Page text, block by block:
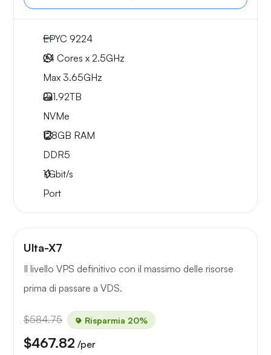
EPYC 9224
24 Cores x 2.5GHz
Max 3.65GHz
2x1.92TB
NVMe
128GB RAM
DDR5
1Gbit/s
Port
Ulta-X7
Il livello VPS definitivo con il massimo delle risorse
prima di passare a VDS.
$584.75 Risparmia 20%
$467.82 /per